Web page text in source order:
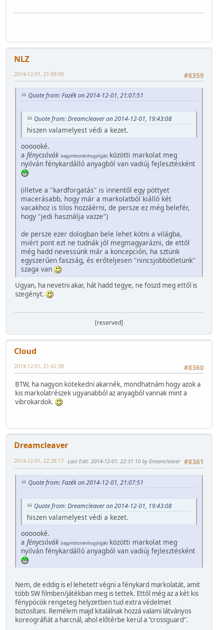
NLZ
#8359
2014-12-01, 21:09:09
Quote from: Fazék on 2014-12-01, 21:07:51
Quote from: Dreamcleaver on 2014-12-01, 19:43:08
hiszen valamelyest védi a kezet.
oooooké.
a fénycsóvák (vagymittoménhogyhíjják) közötti markolat meg
nyilván fénykardálló anyagból van vadiúj fejlesztésként
(illetve a "kardforgatás" is innentől egy pöttyet
macerásabb, hogy már a markolatból kiálló két
vacakhoz is tilos hozzáérni, de persze ez még belefér,
hogy "jedi használja vazze")
de persze ezer dologban bele lehet kötni a világba,
miért pont ezt ne tudnák jól megmagyarázni, de ettől
még hadd nevessünk már a koncepción, ha sztünk
egyszerűen faszság, és erőteljesen "nincsjobbötletünk"
szaga van
Ugyan, ha nevetni akar, hát hadd tegye, ne foszd meg ettől is
szegényt.
[reserved]
Cloud
#8360
2014-12-01, 21:42:38
BTW, ha nagyon kötekedni akarnék, mondhatnám hogy azok a
kis markolatrészek ugyanabból az anyagból vannak mint a
vibrokardok.
Dreamcleaver
#8361
2014-12-01, 22:28:17 Last Edit: 2014-12-01, 22:31:10 by Dreamcleaver
Quote from: Fazék on 2014-12-01, 21:07:51
Quote from: Dreamcleaver on 2014-12-01, 19:43:08
hiszen valamelyest védi a kezet.
oooooké.
a fénycsóvák (vagymittoménhogyhíjják) közötti markolat meg
nyilván fénykardálló anyagból van vadiúj fejlesztésként
Nem, de eddig is el lehetett végni a fénykard markolatát, amit
több SW filmben/játékban meg is tettek. Ettől még az a két kis
fénypöcök rengeteg helyzetben tud extra védelmet
biztosítani. Remélem majd kitalálnak hozzá valami látványos
koreográfiát a harcnál, ahol előtérbe kerül a "crossguard".